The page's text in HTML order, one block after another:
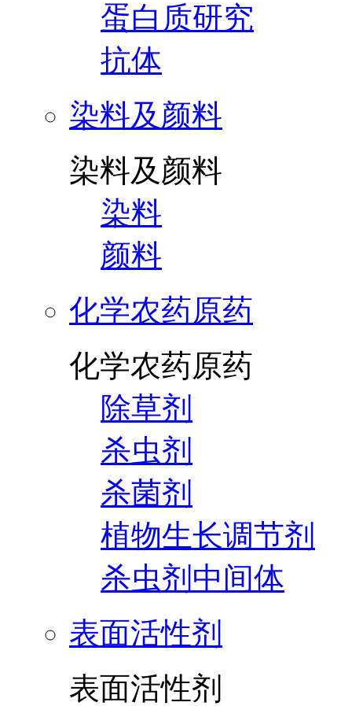
蛋白质研究
抗体
染料及颜料
染料及颜料
染料
颜料
化学农药原药
化学农药原药
除草剂
杀虫剂
杀菌剂
植物生长调节剂
杀虫剂中间体
表面活性剂
表面活性剂